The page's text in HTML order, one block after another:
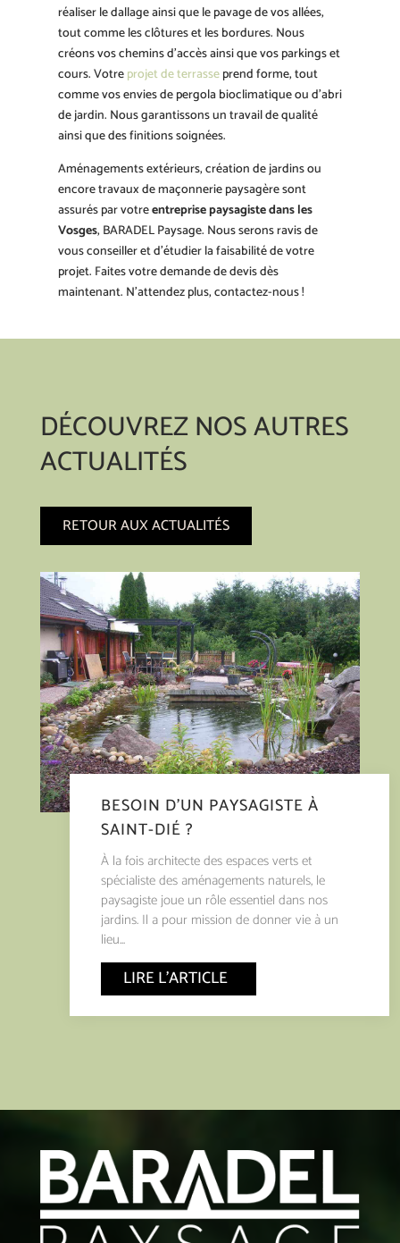
réaliser le dallage ainsi que le pavage de vos allées,
tout comme les clôtures et les bordures. Nous
créons vos chemins d’accès ainsi que vos parkings et
cours. Votreprojet de terrasseprend forme, tout
comme vos envies de pergola bioclimatique ou d’abri
de jardin. Nous garantissons un travail de qualité
ainsi que des finitions soignées.
Aménagements extérieurs, création de jardins ou
encore travaux de maçonnerie paysagère sont
assurés par votreentreprise paysagiste dans les
Vosges, BARADEL Paysage. Nous serons ravis de
vous conseiller et d’étudier la faisabilité de votre
projet. Faites votre demande de devis dès
maintenant. N’attendez plus, contactez-nous !
DÉCOUVREZ NOS AUTRES
ACTUALITÉS
RETOUR AUX ACTUALITÉS
BESOIN D’UN PAYSAGISTE À
SAINT-DIÉ ?
À la fois architecte des espaces verts et
spécialiste des aménagements naturels, le
paysagiste joue un rôle essentiel dans nos
jardins. Il a pour mission de donner vie à un
lieu...
LIRE L'ARTICLE